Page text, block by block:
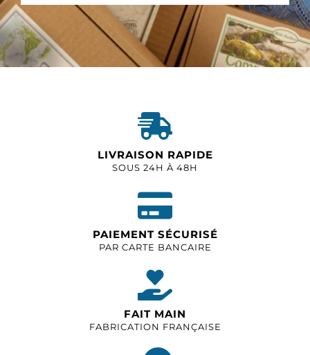
LIVRAISON RAPIDE
SOUS 24H À 48H
PAIEMENT SÉCURISÉ
PAR CARTE BANCAIRE
FAIT MAIN
FABRICATION FRANÇAISE